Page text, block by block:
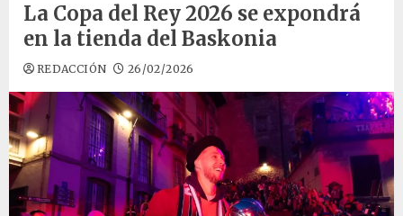
La Copa del Rey 2026 se expondrá
en la tienda del Baskonia
REDACCIÓN 26/02/2026